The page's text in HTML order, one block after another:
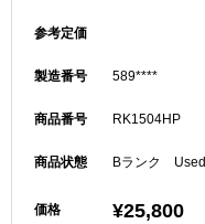
参考定価
製造番号 589****
商品番号 RK1504HP
商品状態 Bランク Used
価格 ¥25,800